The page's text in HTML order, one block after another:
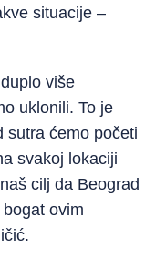
situacije –
više
uklonili. To je
sutra ćemo početi
svakoj lokaciji
cilj da Beograd
ovim